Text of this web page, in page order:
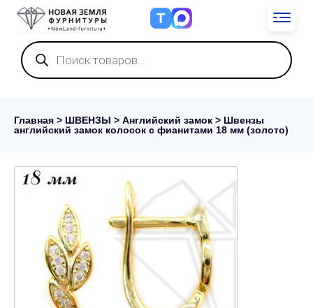
Т
Поиск
товаров
Главная > ШВЕНЗЫ > Английский замок > Швензы
английский замок колосок с фианитами 18 мм (золото)